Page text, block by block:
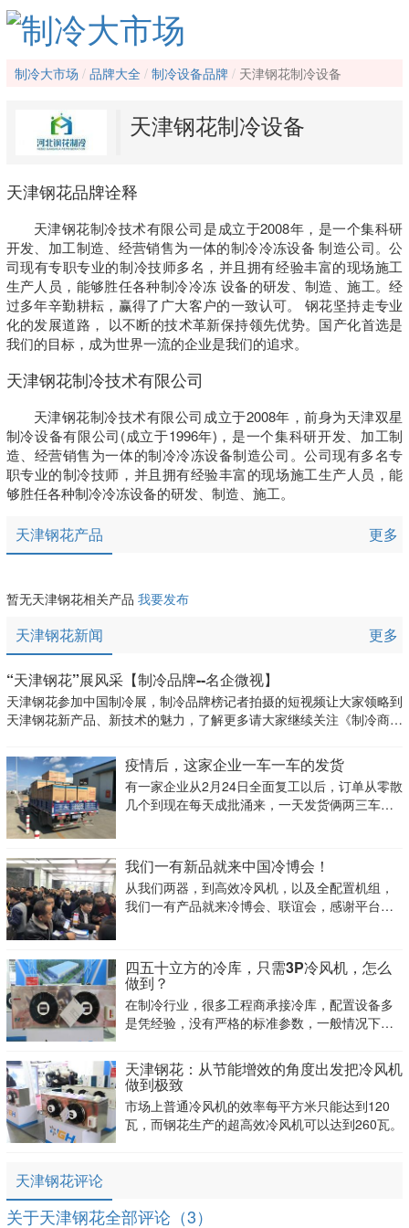
制冷大市场 品牌大全 制冷设备品牌 天津钢花制冷设备
天津钢花制冷设备
天津钢花品牌诠释
天津钢花制冷技术有限公司是成立于2008年，是一个集科研
开发、加工制造、经营销售为一体的制冷冷冻设备 制造公司。公
司现有专职专业的制冷技师多名，并且拥有经验丰富的现场施工
生产人员，能够胜任各种制冷冷冻 设备的研发、制造、施工。经
过多年辛勤耕耘，赢得了广大客户的一致认可。 钢花坚持走专业
化的发展道路， 以不断的技术革新保持领先优势。国产化首选是
我们的目标，成为世界一流的企业是我们的追求。
天津钢花制冷技术有限公司
天津钢花制冷技术有限公司成立于2008年，前身为天津双星
制冷设备有限公司(成立于1996年)，是一个集科研开发、加工制
造、经营销售为一体的制冷冷冻设备制造公司。公司现有多名专
职专业的制冷技师，并且拥有经验丰富的现场施工生产人员，能
够胜任各种制冷冷冻设备的研发、制造、施工。
天津钢花产品 更多
暂无天津钢花相关产品 我要发布
天津钢花新闻 更多
“天津钢花”展风采【制冷品牌--名企微视】
天津钢花参加中国制冷展，制冷品牌榜记者拍摄的短视频让大家领略到
天津钢花新产品、新技术的魅力，了解更多请大家继续关注《制冷商
疫情后，这家企业一车一车的发货
有一家企业从2月24日全面复工以后，订单从零散
几个到现在每天成批涌来，一天发货俩两三车。
工等方方面面都受到疫情影响，但由于产品质量
可靠，服务周到，
我们一有新品就来中国冷博会！
从我们两器，到高效冷风机，以及全配置机组，
我们一有产品就来冷博会、联谊会，感谢平台的
四五十立方的冷库，只需3P冷风机，怎么
做到？
在制冷行业，很多工程商承接冷库，配置设备多
是凭经验，没有严格的标准参数，一般情况下，
了把成本降下来，偷工减料，降低工艺标准，从
而导致像冷风机等产品存在很多问题。 这时
候，工程商如果
天津钢花：从节能增效的角度出发把冷风机
做到极致
市场上普通冷风机的效率每平方米只能达到120
瓦，而钢花生产的超高效冷风机可以达到260瓦。
天津钢花评论
关于天津钢花全部评论（3）